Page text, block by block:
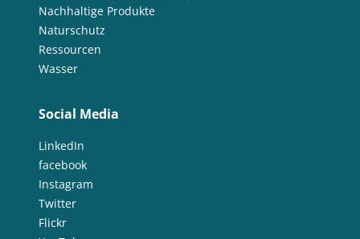
Nachhaltige Produkte
Naturschutz
Ressourcen
Wasser
Social Media
LinkedIn
facebook
Instagram
Twitter
Flickr